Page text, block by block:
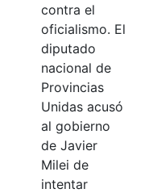
contra el
oficialismo. El
diputado
nacional de
Provincias
Unidas acusó
al gobierno
de Javier
Milei de
intentar